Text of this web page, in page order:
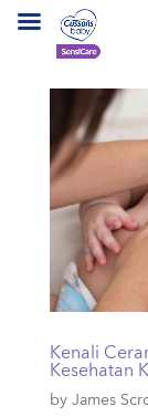
Kenali
Kesehatan
by James